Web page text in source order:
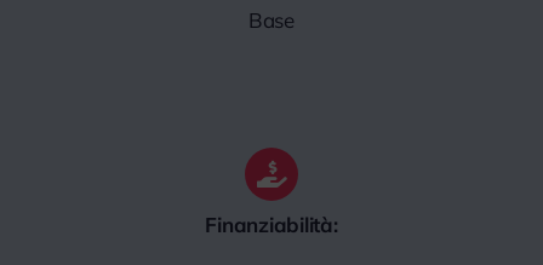
Base
Finanziabilità: